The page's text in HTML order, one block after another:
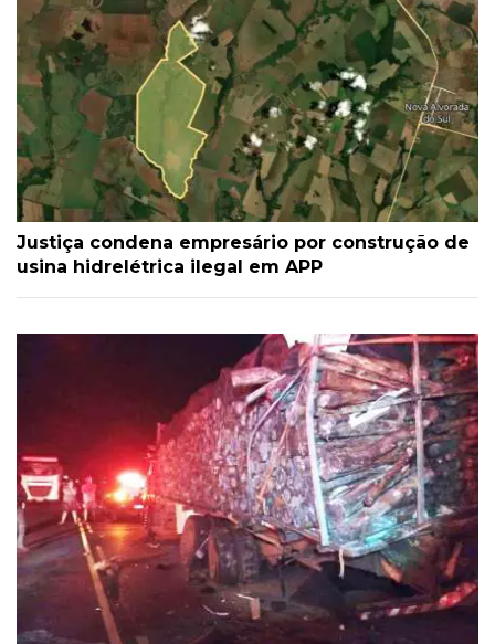
Justiça condena empresário por construção de
usina hidrelétrica ilegal em APP